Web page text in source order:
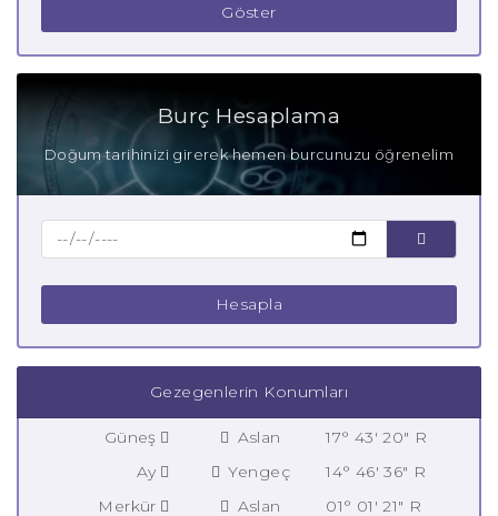
Göster
Burç Hesaplama
Doğum tarihinizi girerek hemen burcunuzu öğrenelim
Hesapla
Gezegenlerin Konumları
Güneş Aslan
17° 43' 20" R
Ay
Yengeç
14° 46' 36" R
Merkür
Aslan
01° 01' 21" R